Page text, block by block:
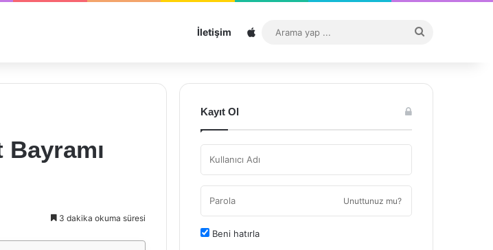
İletişim Sitemap
...
3 dakika okuma süresi
Kayıt Ol
Unuttunuz mu?
Beni hatırla